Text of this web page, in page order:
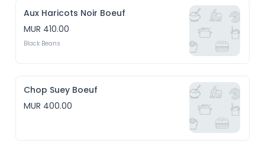
Aux Haricots Noir Boeuf
MUR 410.00
Black Beans
Chop Suey Boeuf
MUR 400.00